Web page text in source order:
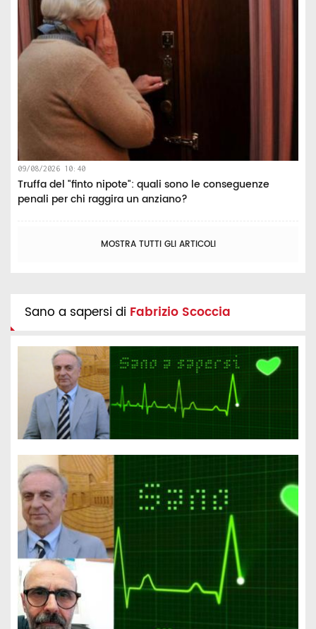
09/08/2026 10:40
Truffa del "finto nipote": quali sono le conseguenze
penali per chi raggira un anziano?
MOSTRA TUTTI GLI ARTICOLI
Sano a sapersi di Fabrizio Scoccia